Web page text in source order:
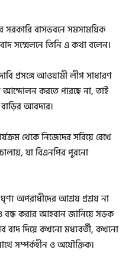
বাসভবনে সমসাময়িক
সম্মেলনে তিনি এ কথা বলেন।
প্রসঙ্গে আওয়ামী লীগ সাধারণ
আন্দোলন করতে পারছে না, তাই
আবদার।
থেকে নিজেদের সরিয়ে রেখে
যা বিএনপির পুরনো
অপরাধীদের আশ্রয় প্রশ্রয় না
বন্ধ করার আহবান জানিয়ে সড়ক
বাদ দিয়ে কখনো মধ্যবর্তী, কখনো
সম্পর্কহীন ও অযৌক্তিক।